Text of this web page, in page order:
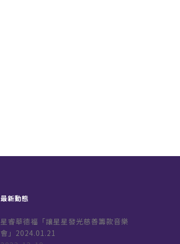
最新動態
星睿華德福「讓星星發光慈善籌款音樂
會」2024.01.21